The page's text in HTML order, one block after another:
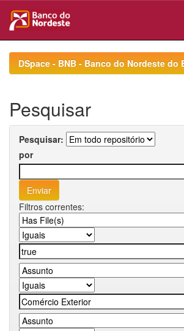
navigationDSpace - BNB - Banco do Nordeste do
Pesquisar
Pesquisar:
por
Filtros correntes: